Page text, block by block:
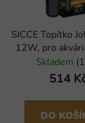
SICCE Topítko
12W, pro
Skladem
514
DO